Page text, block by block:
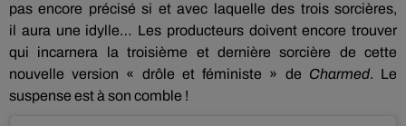
pas encore précisé si et avec laquelle des trois sorcières,
il aura une idylle… Les producteurs doivent encore trouver
qui incarnera la troisième et dernière sorcière de cette
nouvelle version « drôle et féministe » de Charmed. Le
suspense est à son comble !